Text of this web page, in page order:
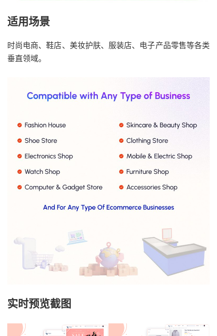
适用场景
时尚电商、鞋店、美妆护肤、服装店、电子产品零售等各类
垂直领域。
实时预览截图